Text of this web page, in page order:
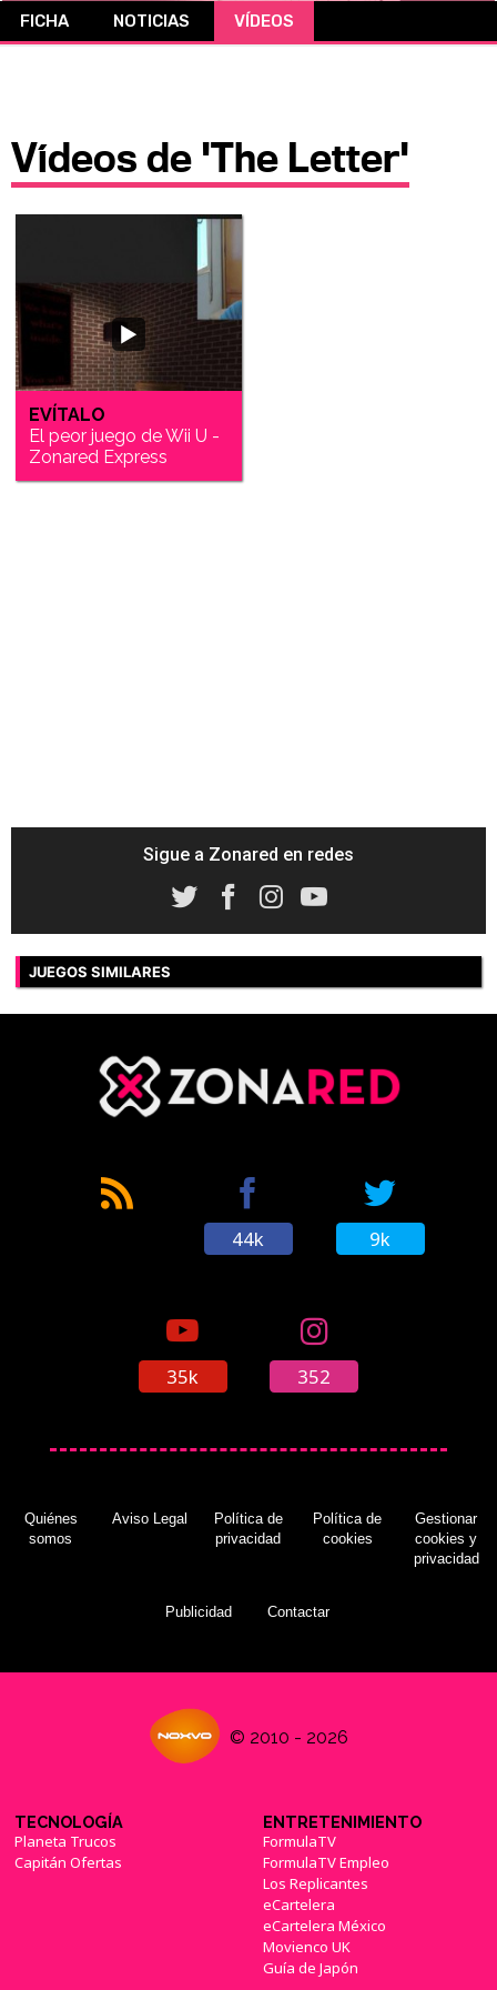
FICHA NOTICIAS VÍDEOS
Vídeos de 'The Letter'
EVÍTALO
El peor juego de Wii U -
Zonared Express
Sigue a Zonared en redes
JUEGOS SIMILARES
44k 9k
35k 352
Quiénes
somos
Aviso Legal
Política de
privacidad
Política de
cookies
Gestionar
cookies y
privacidad
Publicidad Contactar
© 2010 - 2026
TECNOLOGÍA
Planeta Trucos
Capitán Ofertas
ENTRETENIMIENTO
FormulaTV
FormulaTV Empleo
Los Replicantes
eCartelera
eCartelera México
Movienco UK
Guía de Japón